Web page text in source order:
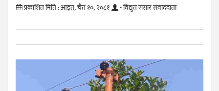
प्रकाशित मिति :आइत, चैत १०, २०८१ - विद्युत संसार संवाददाता